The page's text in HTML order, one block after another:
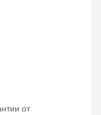
от